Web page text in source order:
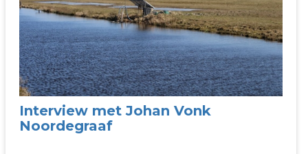
Interview met Johan Vonk
Noordegraaf